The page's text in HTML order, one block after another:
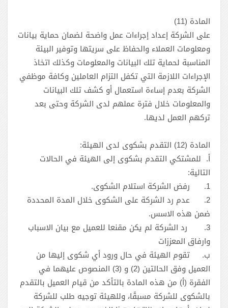
‏‏المادة ‎(11)
على الشركة إعداد إجراءات عمل واضحة لضمان حماية بيانات
ومعلومات العملاء والحفاظ على سريتها وتوفير البيئة
المناسبة لحماية تلك البيانات والمعلومات وكذلك اتخاذ
الإجراءات اللازمة التي تكفل التزام العاملين وكافة موظفي
الشركة بعدم إساءة استعمال أو كشف تلك البيانات
والمعلومات خلال فترة عملهم لدى الشركة وحتى بعد
تركهم العمل لديها.
المادة ‎(12) التقدم بشكوى لدى الهيئة:
أ‌. للمشتكي التقدم بشكوى إلى الهيئة في الحالات
التالية:
1.
رفض الشركة استلام الشكوى.
2.
عدم رد الشركة على الشكوى خلال المدة المحددة
ضمن هذه الاسس.
3.
رد الشركة لم يكن مقنعا للعميل مع بيان الاسباب
وارفاق المعززات
ب‌.
تقوم الهيئة في حال ورود أي شكوى إليها من
العميل وفق الحالتين (2) و (3) المنصوص عليهما في
الفقرة (أ) من هذه المادة بالتأكد من قيام العميل بالتقدم
بالشكوى للشركة مسبقًا، وللهيئة توجيه طلب للشركة